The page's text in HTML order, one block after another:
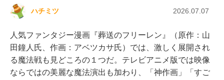
ハチミツ 2026.07.07
人気ファンタジー漫画『葬送のフリーレン』（原作：山
田鐘人氏、作画：アベツカサ氏）では、激しく展開され
る魔法戦も見どころの１つだ。テレビアニメ版では映像
ならではの美麗な魔法演出も加わり、「神作画」「すご